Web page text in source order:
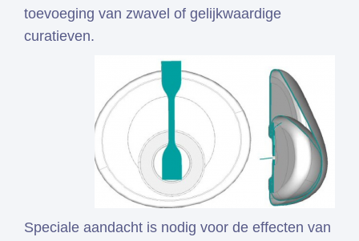
toevoeging van zwavel of gelijkwaardige
curatieven.
Speciale aandacht is nodig voor de effecten van